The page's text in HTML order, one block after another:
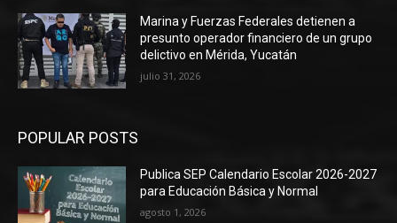
Marina y Fuerzas Federales detienen a
presunto operador financiero de un grupo
delictivo en Mérida, Yucatán
julio 31, 2026
POPULAR POSTS
Publica SEP Calendario Escolar 2026-2027
para Educación Básica y Normal
agosto 1, 2026